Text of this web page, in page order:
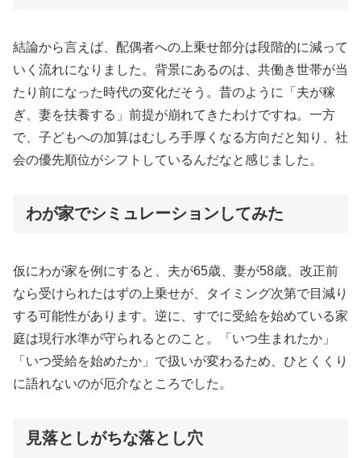
結論から言えば、配偶者への上乗せ部分は段階的に減って
いく流れになりました。背景にあるのは、共働き世帯が当
たり前になった時代の変化だそう。昔のように「夫が稼
ぎ、妻を扶養する」前提が崩れてきたわけですね。一方
で、子どもへの加算はむしろ手厚くなる方向だと知り、社
会の優先順位がシフトしているんだなと感じました。
わが家でシミュレーションしてみた
仮にわが家を例にすると、夫が65歳、妻が58歳。改正前
なら受けられたはずの上乗せが、タイミング次第で目減り
する可能性があります。逆に、すでに受給を始めている家
庭は現行水準が守られるとのこと。「いつ生まれたか」
「いつ受給を始めたか」で扱いが変わるため、ひとくくり
に語れないのが厄介なところでした。
見落としがちな落とし穴